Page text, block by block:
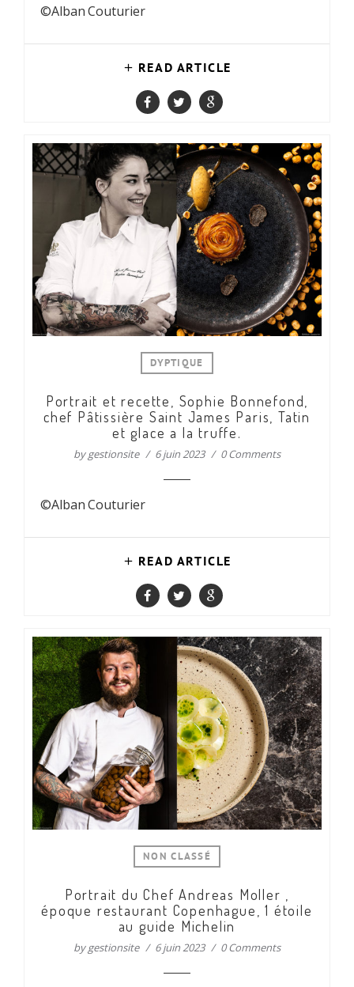
©Alban Couturier
READ ARTICLE
DYPTIQUE
Portrait et recette, Sophie Bonnefond,
chef Pâtissière Saint James Paris, Tatin
et glace a la truffe.
bygestionsite 6 juin 2023 0 Comments
©Alban Couturier
READ ARTICLE
NON CLASSÉ
Portrait du Chef Andreas Moller ,
époque restaurant Copenhague, 1 étoile
au guide Michelin
bygestionsite 6 juin 2023 0 Comments